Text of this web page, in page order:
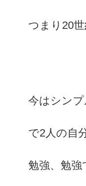
つまり20
今はシン
で2人の自
勉強、勉強